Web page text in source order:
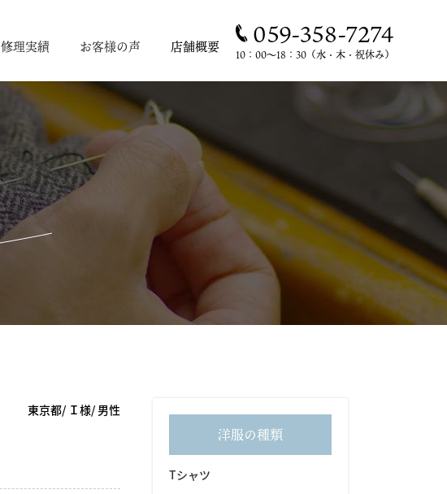
059-358-7274
10：00～18：30（水・木・祝休み）
修理実績 お客様の声 店舗概要
東京都 Ｉ様 男性
洋服の種類
Tシャツ